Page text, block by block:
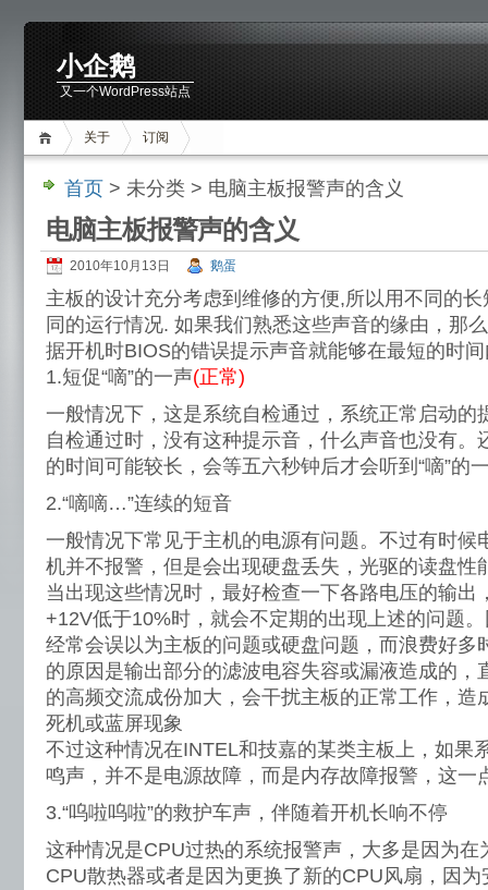
小企鹅
又一个WordPress站点
关于 订阅
首页 > 未分类 > 电脑主板报警声的含义
电脑主板报警声的含义
2010年10月13日 鹅蛋
主板的设计充分考虑到维修的方便,所以用不同的
同的运行情况. 如果我们熟悉这些声音的缘由，那
据开机时BIOS的错误提示声音就能够在最短的时
1.短促“嘀”的一声(正常)
一般情况下，这是系统自检通过，系统正常启动的
自检通过时，没有这种提示音，什么声音也没有。
的时间可能较长，会等五六秒钟后才会听到“嘀”的
2.“嘀嘀…”连续的短音
一般情况下常见于主机的电源有问题。不过有时候
机并不报警，但是会出现硬盘丢失，光驱的读盘性
当出现这些情况时，最好检查一下各路电压的输出
+12V低于10%时，就会不定期的出现上述的问题
经常会误以为主板的问题或硬盘问题，而浪费好多
的原因是输出部分的滤波电容失容或漏液造成的，
的高频交流成份加大，会干扰主板的正常工作，造
死机或蓝屏现象
不过这种情况在INTEL和技嘉的某类主板上，如果
鸣声，并不是电源故障，而是内存故障报警，这一
3.“呜啦呜啦”的救护车声，伴随着开机长响不停
这种情况是CPU过热的系统报警声，大多是因为在
CPU散热器或者是因为更换了新的CPU风扇，因